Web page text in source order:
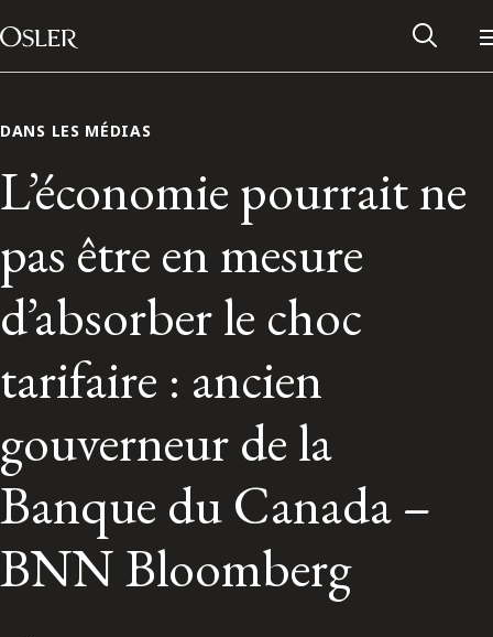
Passer au contenu
Main Navigation
Contactez-nous
ENGLISH
S’abonner aux articles Osler
DANS LES MÉDIAS
L’économie pourrait ne
pas être en mesure
d’absorber le choc
tarifaire : ancien
gouverneur de la
Banque du Canada –
BNN Bloomberg